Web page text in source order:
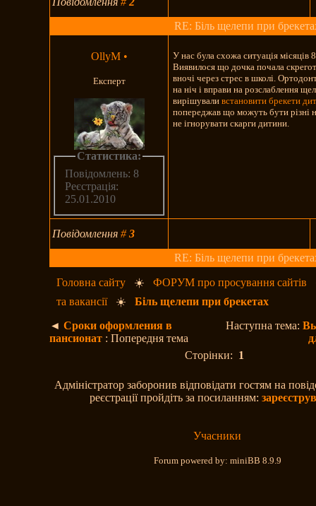
RE: Біль щелепи при
OllyM •
Експерт
Статистика:
Повідомлень: 8
Реєстрація:
25.01.2010
У нас була схожа ситуація місяців
Виявилося що дочка почала
вночі через стрес в школі.
на ніч і вправи на розслаблення
вирішуваливстановити брекети
попереджав що можуть бути різні
не ігнорувати скарги дитини.
Повідомлення#3
RE: Біль щелепи при
Головна сайту ☀️ФОРУМ про просування сайтів
та вакансії
☀️Біль щелепи при брекетах
◄Сроки оформления в
пансионат : Попередня тема
Наступна тема:
Сторінки: 1
Адміністратор заборонив відповідати гостям на
реєстрації пройдіть за посиланням:
Учасники
Forum powered by: miniBB 8.9.9